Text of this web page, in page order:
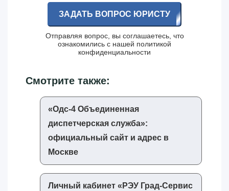
ЗАДАТЬ ВОПРОС ЮРИСТУ
Отправляя вопрос, вы соглашаетесь, что
ознакомились с нашей политикой
конфиденциальности
Смотрите также:
«‎Одс-4 Объединенная
диспетчерская служба»‎:
официальный сайт и адрес в
Москве
Личный кабинет «‎РЭУ Град-Сервис